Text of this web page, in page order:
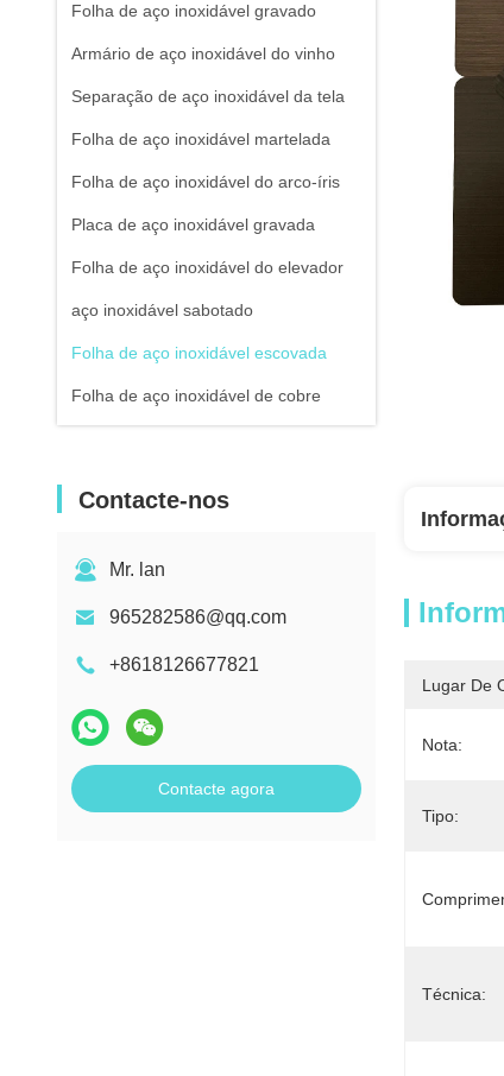
Folha de aço inoxidável gravado
Armário de aço inoxidável do vinho
Separação de aço inoxidável da tela
Folha de aço inoxidável martelada
Folha de aço inoxidável do arco-íris
Placa de aço inoxidável gravada
Folha de aço inoxidável do elevador
aço inoxidável sabotado
Folha de aço inoxidável escovada
Folha de aço inoxidável de cobre
Contacte-nos
Mr. lan
965282586@qq.com
+8618126677821
Contacte agora
Lugar De
Nota:
Tipo:
Técnica: